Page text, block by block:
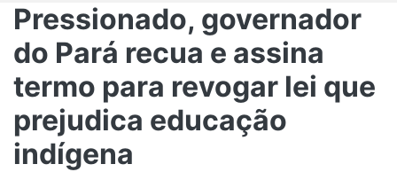
Pressionado, governador
do Pará recua e assina
termo para revogar lei que
prejudica educação
indígena